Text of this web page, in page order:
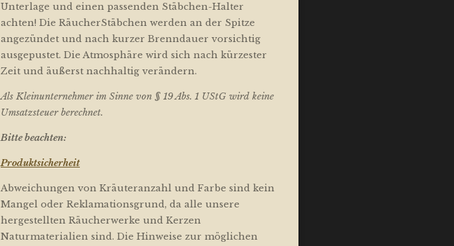
Unterlage und einen passenden Stäbchen-Halter
achten! Die RäucherStäbchen werden an der Spitze
angezündet und nach kurzer Brenndauer vorsichtig
ausgepustet. Die Atmosphäre wird sich nach kürzester
Zeit und äußerst nachhaltig verändern.
Als Kleinunternehmer im Sinne von § 19 Abs. 1 UStG wird keine
Umsatzsteuer berechnet.
Bitte beachten:
Produktsicherheit
Abweichungen von Kräuteranzahl und Farbe sind kein
Mangel oder Reklamationsgrund, da alle unsere
hergestellten Räucherwerke und Kerzen
Naturmaterialien sind. Die Hinweise zur möglichen